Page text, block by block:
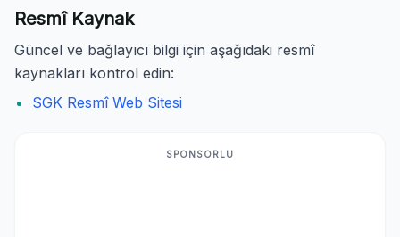
Resmî Kaynak
Güncel ve bağlayıcı bilgi için aşağıdaki resmî
kaynakları kontrol edin:
SGK Resmî Web Sitesi
SPONSORLU